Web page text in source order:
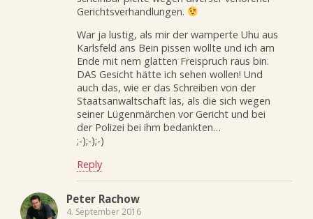
Gerichtsverhandlungen.
War ja lustig, als mir der wamperte Uhu aus
Karlsfeld ans Bein pissen wollte und ich am
Ende mit nem glatten Freispruch raus bin.
DAS Gesicht hätte ich sehen wollen! Und
auch das, wie er das Schreiben von der
Staatsanwaltschaft las, als die sich wegen
seiner Lügenmärchen vor Gericht und bei
der Polizei bei ihm bedankten…
;-);-);-)
Reply
Peter Rachow
4. September 2016